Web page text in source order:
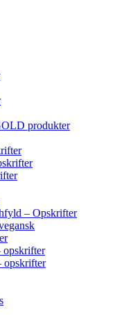
produkter
– Opskrifter
opskrifter
opskrifter